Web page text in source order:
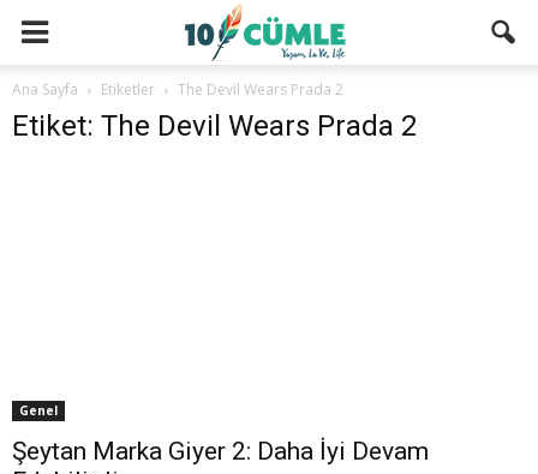
Ana Sayfa Etiketler The Devil Wears Prada 2
Etiket: The Devil Wears Prada 2
Genel
Şeytan Marka Giyer 2: Daha İyi Devam